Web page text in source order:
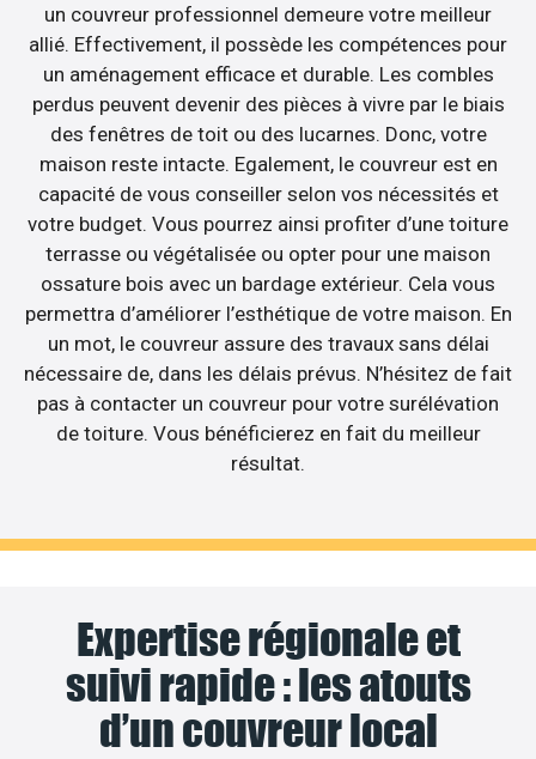
un couvreur professionnel demeure votre meilleur
allié. Effectivement, il possède les compétences pour
un aménagement efficace et durable. Les combles
perdus peuvent devenir des pièces à vivre par le biais
des fenêtres de toit ou des lucarnes. Donc, votre
maison reste intacte. Egalement, le couvreur est en
capacité de vous conseiller selon vos nécessités et
votre budget. Vous pourrez ainsi profiter d’une toiture
terrasse ou végétalisée ou opter pour une maison
ossature bois avec un bardage extérieur. Cela vous
permettra d’améliorer l’esthétique de votre maison. En
un mot, le couvreur assure des travaux sans délai
nécessaire de, dans les délais prévus. N’hésitez de fait
pas à contacter un couvreur pour votre surélévation
de toiture. Vous bénéficierez en fait du meilleur
résultat.
Expertise régionale et
suivi rapide : les atouts
d’un couvreur local